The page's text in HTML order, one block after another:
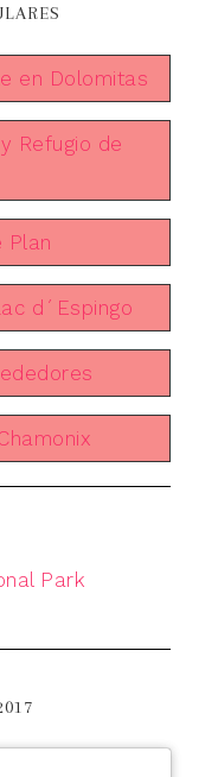
en Dolomitas
Refugio de
Plan
d´Espingo
Park